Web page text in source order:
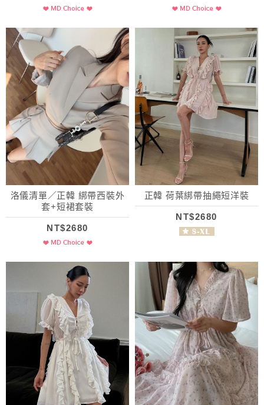
洛儀清單／正韓 綁帶西裝外
套+短裙套裝
NT$2680
正韓 荷葉綁帶抽繩短洋裝
NT$2680